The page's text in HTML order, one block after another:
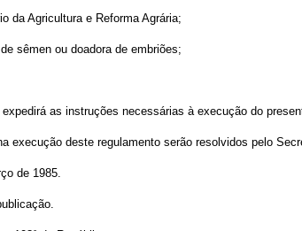
da Agricultura e Reforma Agrária;
sêmen ou doadora de embriões;
as instruções necessárias à execução do
deste regulamento serão resolvidos pelo
de 1985.